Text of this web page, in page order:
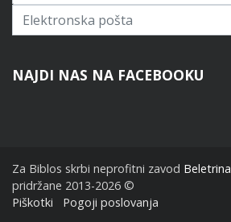
Prijavi se na novice
NAJDI NAS NA FACEBOOKU
Za Biblos skrbi neprofitni zavod Beletrina
pridržane 2013-2026 ©
Piškotki
Pogoji poslovanja